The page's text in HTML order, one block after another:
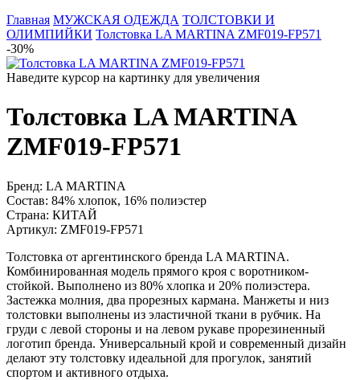
Главная МУЖСКАЯ ОДЕЖДА ТОЛСТОВКИ И
ОЛИМПИЙКИ Толстовка LA MARTINA ZMF019-FP571
-30%
Наведите курсор на картинку для увеличения
Толстовка LA MARTINA
ZMF019-FP571
Бренд: LA MARTINA
Состав: 84% хлопок, 16% полиэстер
Страна: КИТАЙ
Артикул: ZMF019-FP571
Толстовка от аргентинского бренда LA MARTINA.
Комбинированная модель прямого кроя с воротником-
стойкой. Выполнено из 80% хлопка и 20% полиэстера.
Застежка молния, два прорезных кармана. Манжеты и низ
толстовки выполнены из эластичной ткани в рубчик. На
груди с левой стороны и на левом рукаве прорезиненный
логотип бренда. Универсальный крой и современный дизайн
делают эту толстовку идеальной для прогулок, занятий
спортом и активного отдыха.